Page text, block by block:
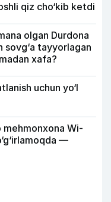
qiz cho‘kib ketdi
olgan Durdona
sovg‘a tayyorlagan
xafa?
uchun yo‘l
mehmonxona Wi-
—